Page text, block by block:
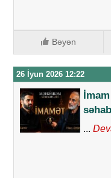
Bəyən
26 İyun 2026 12:22
...